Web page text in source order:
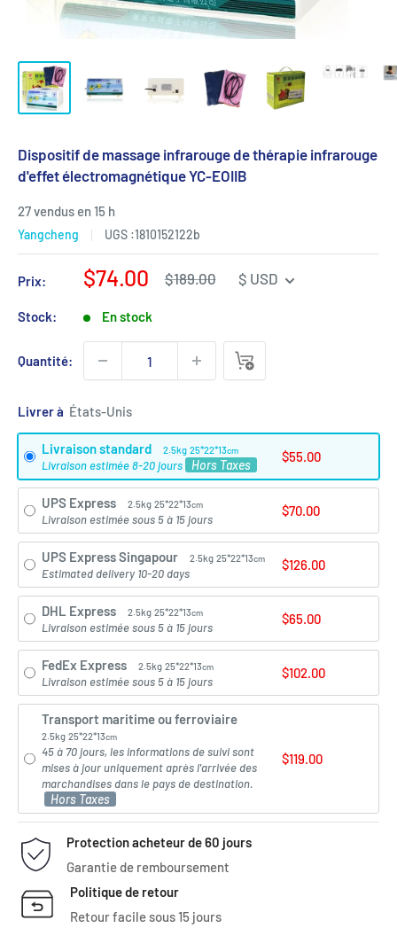
Dispositif de massage infrarouge de thérapie infrarouge
d'effet électromagnétique YC-EOIIB
27 vendus en 15 h
Yangcheng UGS :1810152122b
Prix:
Prix
vente
$74.00
Prix
$189.00 $ USD
Stock: En stock
Quantité:
Livrer à
Livraison standard 2.5kg 25*22*13cm
Livraison estimée 8-20 jours Hors Taxes
$55.00
UPS Express 2.5kg 25*22*13cm
Livraison estimée sous 5 à 15 jours
$70.00
UPS Express Singapour 2.5kg 25*22*13cm
Estimated delivery 10-20 days
$126.00
DHL Express 2.5kg 25*22*13cm
Livraison estimée sous 5 à 15 jours
$65.00
FedEx Express 2.5kg 25*22*13cm
Livraison estimée sous 5 à 15 jours
$102.00
Transport maritime ou ferroviaire
2.5kg 25*22*13cm
45 à 70 jours, les informations de suivi sont
mises à jour uniquement après l'arrivée des
marchandises dans le pays de destination.
Hors Taxes
$119.00
Protection acheteur de 60 jours
Garantie de remboursement
Politique de retour
Retour facile sous 15 jours